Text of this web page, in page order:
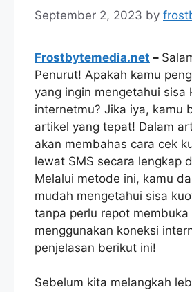
September 2, 2023 by
Frostbytemedia.net –
Penurut! Apakah kamu
yang ingin mengetahui sisa
internetmu? Jika iya, kamu
artikel yang tepat! Dalam
akan membahas cara cek
lewat SMS secara lengkap
Melalui metode ini, kamu
mudah mengetahui sisa
tanpa perlu repot membuka
menggunakan koneksi
penjelasan berikut ini!
Sebelum kita melangkah